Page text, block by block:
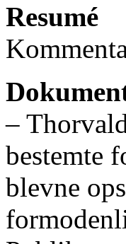
Resumé
‒
bestemte
blevne